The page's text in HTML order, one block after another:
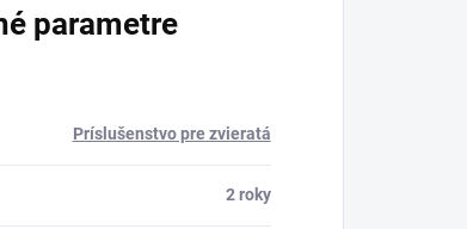
parametre
Príslušenstvo pre zvieratá
2 roky